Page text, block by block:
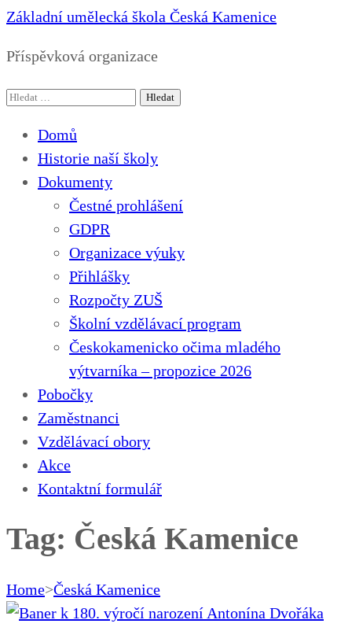
Základní umělecká škola Česká Kamenice
Příspěvková organizace
Vyhledávání
Domů
Historie naší školy
Dokumenty
Čestné prohlášení
GDPR
Organizace výuky
Přihlášky
Rozpočty ZUŠ
Školní vzdělávací program
Českokamenicko očima mladého
výtvarníka – propozice 2026
Pobočky
Zaměstnanci
Vzdělávací obory
Akce
Kontaktní formulář
Tag: Česká Kamenice
Home>Česká Kamenice